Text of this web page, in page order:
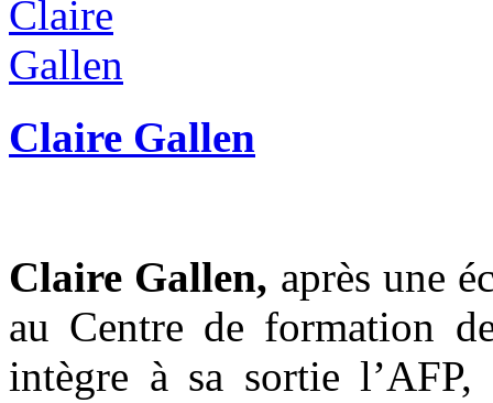
Claire Gallen
Claire Gallen, après une
au Centre de formation
intègre à sa sortie